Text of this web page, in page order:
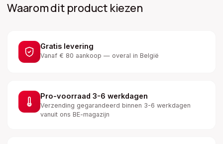
Waarom dit product kiezen
Gratis levering
Vanaf € 80 aankoop — overal in België
Pro-voorraad 3-6 werkdagen
Verzending gegarandeerd binnen 3-6 werkdagen
vanuit ons BE-magazijn